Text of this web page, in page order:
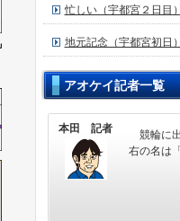
忙しい（宇都宮２日目）
地元記念（宇都宮初日）
アオケイ記者一覧
本田 記者
競輪に
右の名は